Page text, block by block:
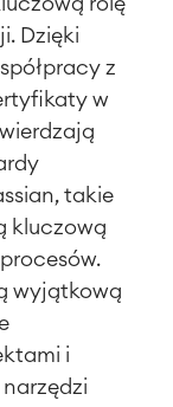
Dzięki
z
w
takie
kluczową
wyjątkową
i